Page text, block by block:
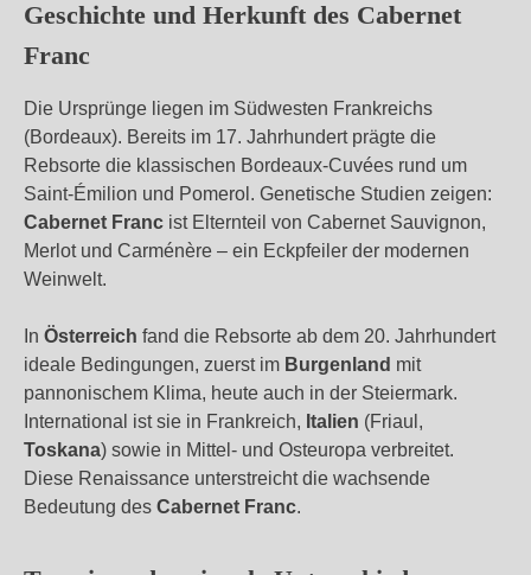
Geschichte und Herkunft des Cabernet
Franc
Die Ursprünge liegen im Südwesten Frankreichs
(Bordeaux). Bereits im 17. Jahrhundert prägte die
Rebsorte die klassischen Bordeaux-Cuvées rund um
Saint-Émilion und Pomerol. Genetische Studien zeigen:
Cabernet Franc ist Elternteil von Cabernet Sauvignon,
Merlot und Carménère – ein Eckpfeiler der modernen
Weinwelt.
In Österreich fand die Rebsorte ab dem 20. Jahrhundert
ideale Bedingungen, zuerst im Burgenland mit
pannonischem Klima, heute auch in der Steiermark.
International ist sie in Frankreich, Italien (Friaul,
Toskana) sowie in Mittel- und Osteuropa verbreitet.
Diese Renaissance unterstreicht die wachsende
Bedeutung des Cabernet Franc.